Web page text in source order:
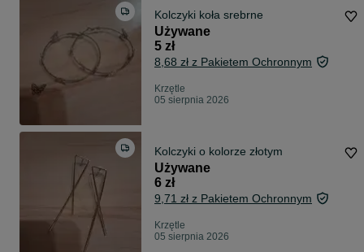
Kolczyki koła srebrne
Używane
5 zł
8,68 zł z Pakietem Ochronnym
Krzętle
05 sierpnia 2026
Kolczyki o kolorze złotym
Używane
6 zł
9,71 zł z Pakietem Ochronnym
Krzętle
05 sierpnia 2026